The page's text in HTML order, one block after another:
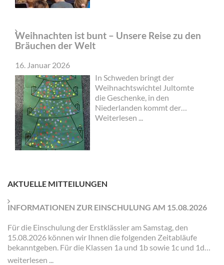
Sisbeck. Mit seinem Klapprad
machte er sich dann am
Weihnachten ist bunt – Unsere Reise zu den
Bräuchen der Welt
16. Januar 2026
In Schweden bringt der
Weihnachtswichtel Jultomte
die Geschenke, in den
Niederlanden kommt der
Sinterklaas und in England
Weiterlesen ...
AKTUELLE MITTEILUNGEN
INFORMATIONEN ZUR EINSCHULUNG AM 15.08.2026
Für die Einschulung der Erstklässler am Samstag, den
15.08.2026 können wir Ihnen die folgenden Zeitabläufe
bekanntgeben. Für die Klassen 1a und 1b sowie 1c und 1d
gibt es jeweils eigene Zeiten und Veranstaltungen.
weiterlesen ...